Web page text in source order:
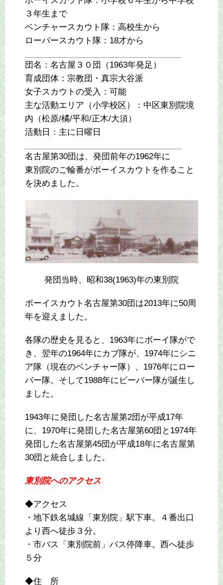
３年生まで
ベンチャースカウト隊：高校生から
ローバースカウト隊：18才から
団名：名古屋３０団（1963年発足）
育成団体：宗教団・真宗大谷派
女子スカウトの受入：可能
主な活動エリア（小学校区）：中区東別院境
内（松原/橘/平和/正木/大須）
活動日：主に日曜日
名古屋第30団は、発団前年の1962年に
東別院のご輪番がボーイスカウトを作ること
を決めました。
発団当時、昭和38(1963)年の東別院
ボーイスカウト名古屋第30団は2013年に50周
年を迎えました。
各隊の歴史を見ると、1963年にボーイ隊がで
き、翌年の1964年にカブ隊が、1974年にシニ
ア隊（現在のベンチャー隊）、1976年にロー
バー隊。そして1988年にビーバー隊が誕生し
ました。
1943年に発団した名古屋第2団が平成17年
に、1970年に発団した名古屋第60団と1974年
発団した名古屋第45団が平成18年に名古屋第
30団と統合しました。
東別院へのアクセス
◆アクセス
・地下鉄名城線「東別院」駅下車。４番出口
より西へ徒歩３分。
・市バス「東別院前」バス停降車。西へ徒歩
５分
◆住 所